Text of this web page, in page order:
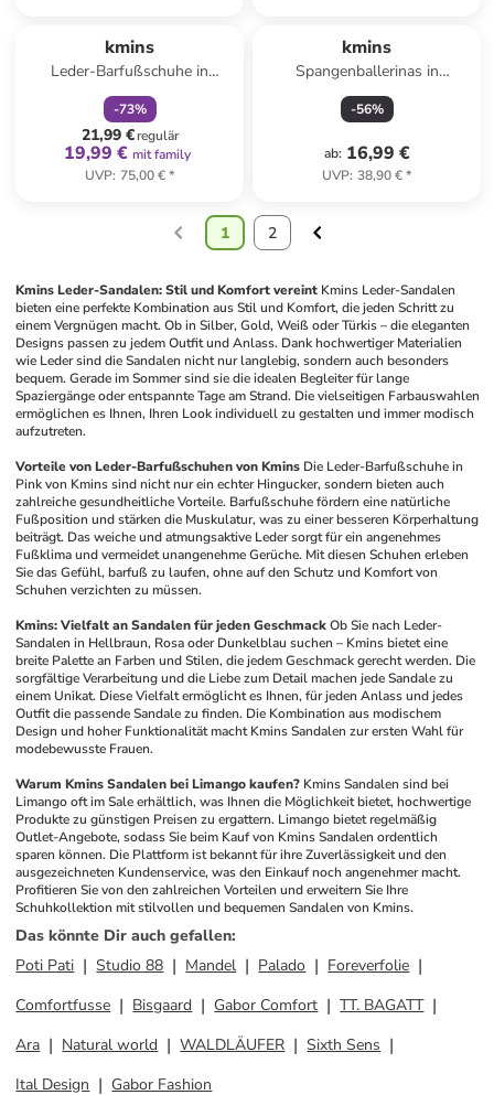
kmins
Leder-Barfußschuhe in
Hellbraun
-73%
21,99 €regulär
19,99 € mit family
UVP: 75,00 €*
kmins
Spangenballerinas in
Dunkelblau
-56%
ab: 16,99 €
UVP: 38,90 €*
1 2
Kmins Leder-Sandalen: Stil und Komfort vereint Kmins Leder-Sandalen
bieten eine perfekte Kombination aus Stil und Komfort, die jeden Schritt zu
einem Vergnügen macht. Ob in Silber, Gold, Weiß oder Türkis – die eleganten
Designs passen zu jedem Outfit und Anlass. Dank hochwertiger Materialien
wie Leder sind die Sandalen nicht nur langlebig, sondern auch besonders
bequem. Gerade im Sommer sind sie die idealen Begleiter für lange
Spaziergänge oder entspannte Tage am Strand. Die vielseitigen Farbauswahlen
ermöglichen es Ihnen, Ihren Look individuell zu gestalten und immer modisch
aufzutreten.
Vorteile von Leder-Barfußschuhen von Kmins Die Leder-Barfußschuhe in
Pink von Kmins sind nicht nur ein echter Hingucker, sondern bieten auch
zahlreiche gesundheitliche Vorteile. Barfußschuhe fördern eine natürliche
Fußposition und stärken die Muskulatur, was zu einer besseren Körperhaltung
beiträgt. Das weiche und atmungsaktive Leder sorgt für ein angenehmes
Fußklima und vermeidet unangenehme Gerüche. Mit diesen Schuhen erleben
Sie das Gefühl, barfuß zu laufen, ohne auf den Schutz und Komfort von
Schuhen verzichten zu müssen.
Kmins: Vielfalt an Sandalen für jeden Geschmack Ob Sie nach Leder-
Sandalen in Hellbraun, Rosa oder Dunkelblau suchen – Kmins bietet eine
breite Palette an Farben und Stilen, die jedem Geschmack gerecht werden. Die
sorgfältige Verarbeitung und die Liebe zum Detail machen jede Sandale zu
einem Unikat. Diese Vielfalt ermöglicht es Ihnen, für jeden Anlass und jedes
Outfit die passende Sandale zu finden. Die Kombination aus modischem
Design und hoher Funktionalität macht Kmins Sandalen zur ersten Wahl für
modebewusste Frauen.
Warum Kmins Sandalen bei Limango kaufen? Kmins Sandalen sind bei
Limango oft im Sale erhältlich, was Ihnen die Möglichkeit bietet, hochwertige
Produkte zu günstigen Preisen zu ergattern. Limango bietet regelmäßig
Outlet-Angebote, sodass Sie beim Kauf von Kmins Sandalen ordentlich
sparen können. Die Plattform ist bekannt für ihre Zuverlässigkeit und den
ausgezeichneten Kundenservice, was den Einkauf noch angenehmer macht.
Profitieren Sie von den zahlreichen Vorteilen und erweitern Sie Ihre
Schuhkollektion mit stilvollen und bequemen Sandalen von Kmins.
Das könnte Dir auch gefallen:
Poti Pati
Studio 88 Mandel Palado
Foreverfolie
Comfortfusse
Bisgaard Gabor Comfort
TT. BAGATT
Ara
Natural world WALDLÄUFER
Sixth Sens
Ital Design
Gabor Fashion